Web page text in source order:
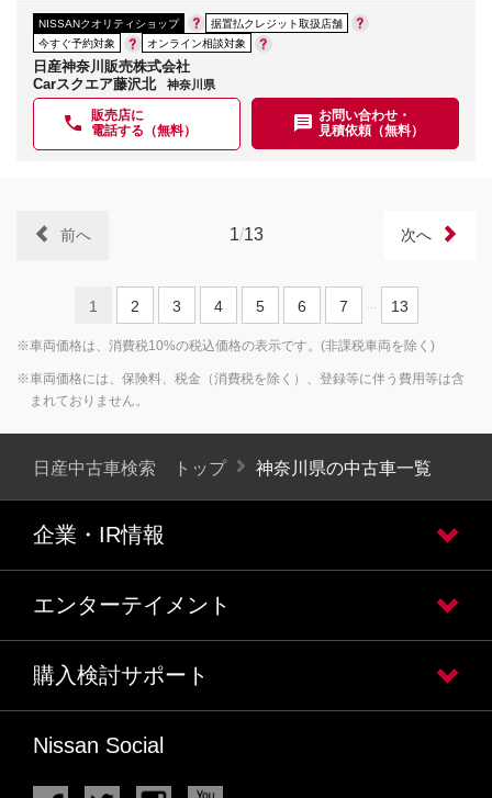
NISSANクオリティショップ
据置払クレジット取扱店舗
今すぐ予約対象
オンライン相談対象
日産神奈川販売株式会社
Carスクエア藤沢北
神奈川県
販売店に
電話する（無料）
お問い合わせ・
見積依頼（無料）
1/13
前へ 次へ
1 2 3 4 5 6 7 13
※車両価格は、消費税10%の税込価格の表示です。(非課税車両を除く)
※車両価格には、保険料、税金（消費税を除く）、登録等に伴う費用等は含
まれておりません。
日産中古車検索 トップ 神奈川県の中古車一覧
企業・IR情報
エンターテイメント
購入検討サポート
Nissan Social